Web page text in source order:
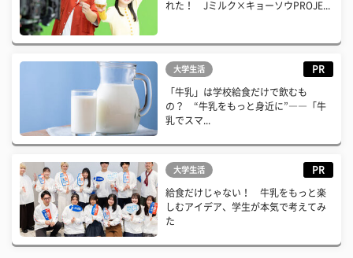
れた！ Jミルク×キョーソウPROJE...
大学生活 PR
「牛乳」は学校給食だけで飲むも
の？ “牛乳をもっと身近に”――「牛
乳でスマ...
大学生活 PR
給食だけじゃない！ 牛乳をもっと楽
しむアイデア、学生が本気で考えてみ
た